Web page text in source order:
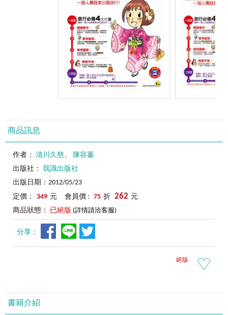
商品訊息
作者： 清川久慈、
陳容蓁
出版社： 我識出版社
出版日期：2012/05/23
定價：
349 元 會員價 : 75 折 262 元
商品狀態： 已絕版 (詳情請洽客服)
分享：
絕版
書籍介紹